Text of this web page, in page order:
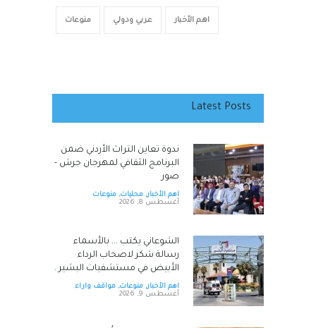
اهم الأخبار عربي ودولي منوعات
Latest Posts
ندوة تعاين التراث الأردني ضمن
البرنامج الثقافي لمهرجان جرش -
صور
اهم الأخبار, محليات, منوعات
أغسطس 8, 2026
الشوعاني يكتب ... بالأسماء
رسالة شكر لاصحاب الرداء
الأبيض في مستشفيات البشير .
اهم الأخبار, منوعات, مواقف واراء
أغسطس 9, 2026